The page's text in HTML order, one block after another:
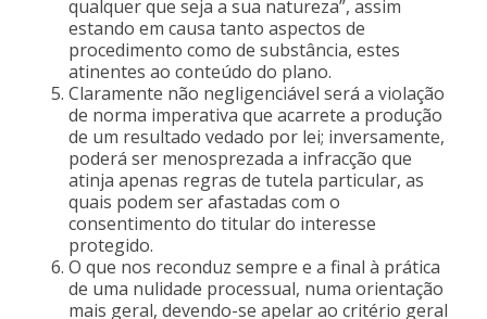
qualquer que seja a sua natureza”, assim
estando em causa tanto aspectos de
procedimento como de substância, estes
atinentes ao conteúdo do plano.
Claramente não negligenciável será a violação
de norma imperativa que acarrete a produção
de um resultado vedado por lei; inversamente,
poderá ser menosprezada a infracção que
atinja apenas regras de tutela particular, as
quais podem ser afastadas com o
consentimento do titular do interesse
protegido.
O que nos reconduz sempre e a final à prática
de uma nulidade processual, numa orientação
mais geral, devendo-se apelar ao critério geral